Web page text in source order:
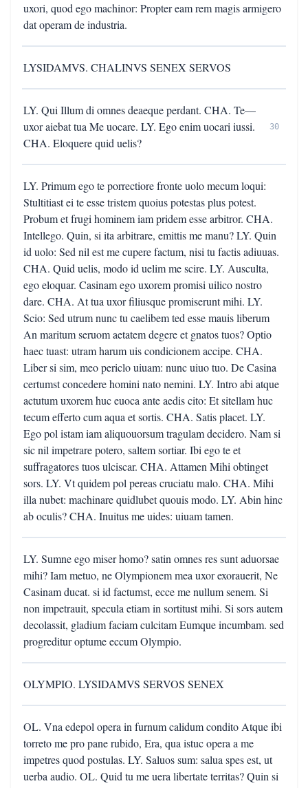
uxori, quod ego machinor: Propter eam rem magis armigero
dat operam de industria.
LYSIDAMVS. CHALINVS SENEX SERVOS
LY. Qui Illum di omnes deaeque perdant. CHA. Te—
uxor aiebat tua Me uocare. LY. Ego enim uocari iussi.
CHA. Eloquere quid uelis?
30
LY. Primum ego te porrectiore fronte uolo mecum loqui:
Stultitiast ei te esse tristem quoius potestas plus potest.
Probum et frugi hominem iam pridem esse arbitror. CHA.
Intellego. Quin, si ita arbitrare, emittis me manu? LY. Quin
id uolo: Sed nil est me cupere factum, nisi tu factis adiuuas.
CHA. Quid uelis, modo id uelim me scire. LY. Ausculta,
ego eloquar. Casinam ego uxorem promisi uilico nostro
dare. CHA. At tua uxor filiusque promiserunt mihi. LY.
Scio: Sed utrum nunc tu caelibem ted esse mauis liberum
An maritum seruom aetatem degere et gnatos tuos? Optio
haec tuast: utram harum uis condicionem accipe. CHA.
Liber si sim, meo periclo uiuam: nunc uiuo tuo. De Casina
certumst concedere homini nato nemini. LY. Intro abi atque
actutum uxorem huc euoca ante aedis cito: Et sitellam huc
tecum efferto cum aqua et sortis. CHA. Satis placet. LY.
Ego pol istam iam aliquouorsum tragulam decidero. Nam si
sic nil impetrare potero, saltem sortiar. Ibi ego te et
suffragatores tuos ulciscar. CHA. Attamen Mihi obtinget
sors. LY. Vt quidem pol pereas cruciatu malo. CHA. Mihi
illa nubet: machinare quidlubet quouis modo. LY. Abin hinc
ab oculis? CHA. Inuitus me uides: uiuam tamen.
LY. Sumne ego miser homo? satin omnes res sunt aduorsae
mihi? Iam metuo, ne Olympionem mea uxor exorauerit, Ne
Casinam ducat. si id factumst, ecce me nullum senem. Si
non impetrauit, specula etiam in sortitust mihi. Si sors autem
decolassit, gladium faciam culcitam Eumque incumbam. sed
progreditur optume eccum Olympio.
OLYMPIO. LYSIDAMVS SERVOS SENEX
OL. Vna edepol opera in furnum calidum condito Atque ibi
torreto me pro pane rubido, Era, qua istuc opera a me
impetres quod postulas. LY. Saluos sum: salua spes est, ut
uerba audio. OL. Quid tu me uera libertate territas? Quin si